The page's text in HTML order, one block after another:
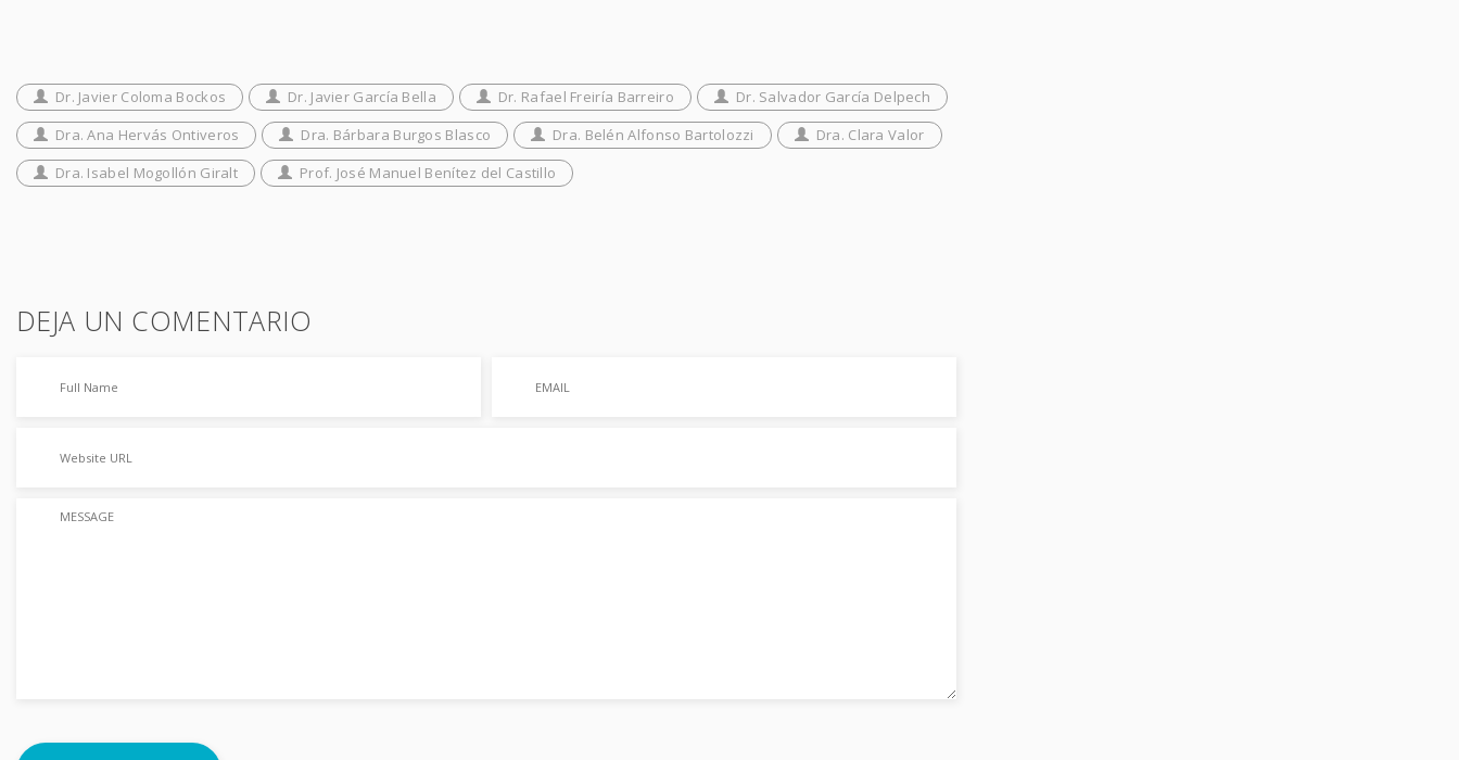
Dr. Javier Coloma Bockos Dr. Javier García Bella Dr. Rafael Freiría Barreiro
Dr. Salvador García Delpech
Dra. Ana Hervás Ontiveros
Dra. Bárbara Burgos Blasco Dra. Belén Alfonso Bartolozzi
Dra. Clara Valor
Dra. Isabel Mogollón Giralt
Prof. José Manuel Benítez del Castillo
DEJA UN COMENTARIO